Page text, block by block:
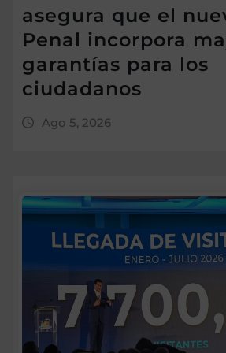
asegura que el
Penal incorpora
garantías para los
ciudadanos
Ago 5, 2026